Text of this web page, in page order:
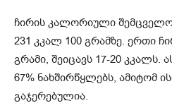
ჩირის კალორიული
231 კკალ 100 გრამზე. ერთი
გრამი, შეიცავს 17-20 კკალს.
67% ნახშირწყლებს, ამიტომ
გაჯერებულია.